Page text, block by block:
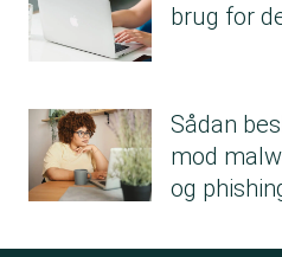
brug for
Sådan
mod
og